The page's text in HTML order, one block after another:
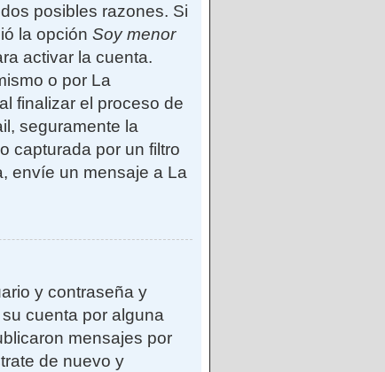
posibles razones. Si
la opción Soy menor
activar la cuenta.
o por La
finalizar el proceso de
seguramente la
capturada por un filtro
envíe un mensaje a La
y contraseña y
cuenta por alguna
mensajes por
de nuevo y